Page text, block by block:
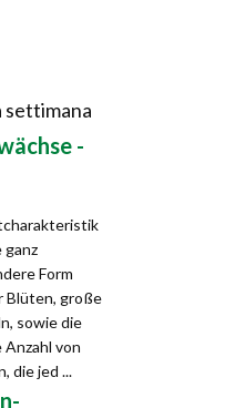
settimana
-
ganz
Form
Blüten, große
sowie die
von
die jed ...